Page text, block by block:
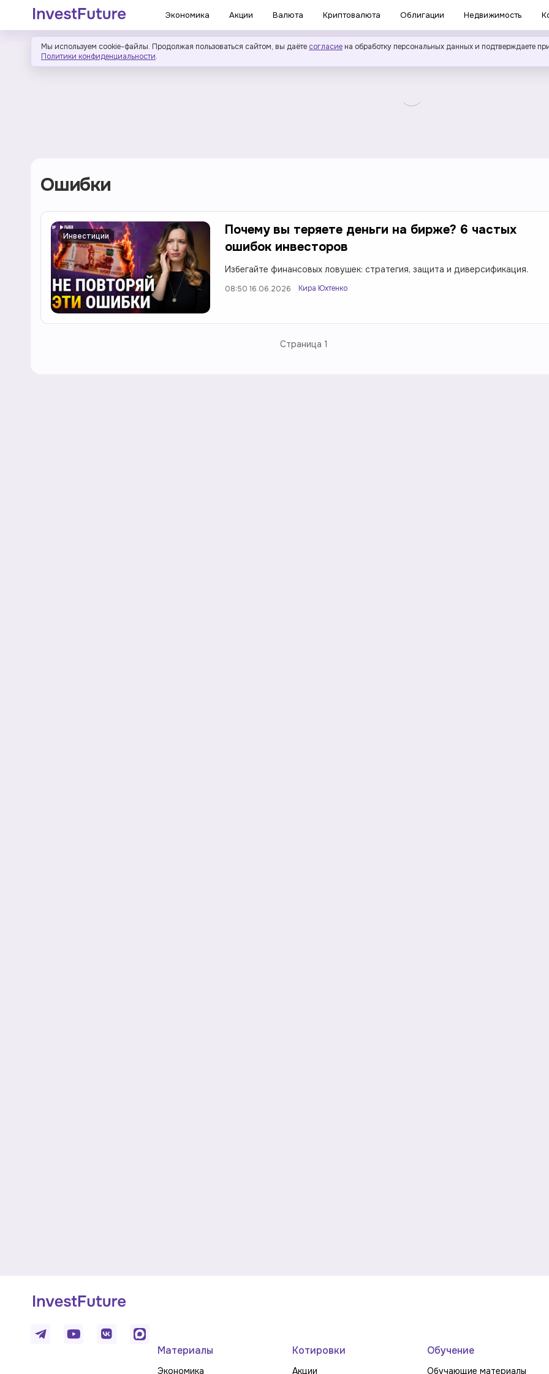
Экономика Акции Валюта Криптовалюта Облигации Недвижимость
Мы используем cookie-файлы. Продолжая пользоваться сайтом, вы даёте согласие на обработку персональных данных и подтверждаете
Политики конфиденциальности.
Ошибки
Инвестиции
Почему вы теряете деньги на бирже? 6 частых
ошибок инвесторов
Избегайте финансовых ловушек: стратегия, защита и диверсификация.
08:50 16.06.2026 Кира Юхтенко
Страница 1
Материалы
Экономика
Котировки
Акции
Обучение
Обучающие материалы